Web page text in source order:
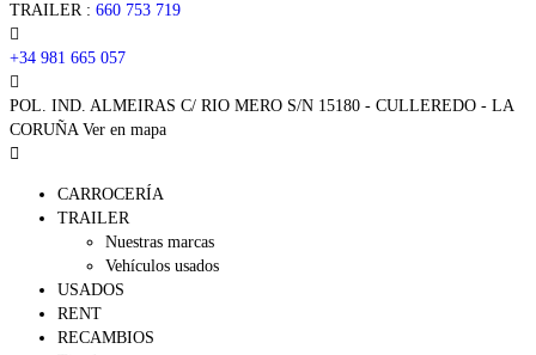
TRAILER : 660 753 719
+34 981 665 057
POL. IND. ALMEIRAS C/ RIO MERO S/N 15180 - CULLEREDO - LA
CORUÑA Ver en mapa
CARROCERÍA
TRAILER
Nuestras marcas
Vehículos usados
USADOS
RENT
RECAMBIOS